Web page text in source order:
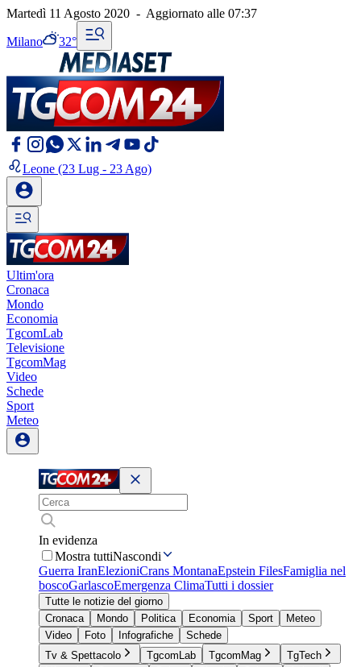
Martedì 11 Agosto 2020 - Aggiornato alle 07:37
Milano 32°
Leone (23 Lug - 23 Ago)
Ultim'ora
Cronaca
Mondo
Economia
TgcomLab
Televisione
TgcomMag
Video
Schede
Sport
Meteo
In evidenza
Mostra tuttiNascondi
Guerra IranElezioniCrans MontanaEpstein FilesFamiglia nel
boscoGarlascoEmergenza ClimaTutti i dossier
Tutte le notizie del giorno
Cronaca
Mondo Politica Economia Sport
Meteo
Video
Foto Infografiche
Schede
Tv & Spettacolo
TgcomLab TgcomMag
TgTech